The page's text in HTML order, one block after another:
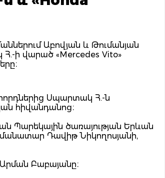
Աբովյան և Թումանյան
ի վարած «Mercedes Vito»
Սպարտակ Հ.-ն
հիվանդանոց։
Պարեկային ծառայության Երևան
Դավիթ Նիկողոսյանի,
Բաբայանը։